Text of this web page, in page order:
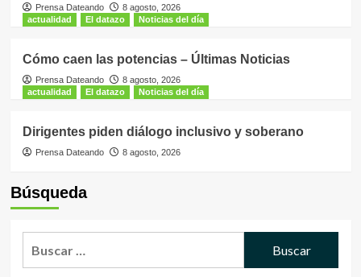
Prensa Dateando
8 agosto, 2026
actualidad
El datazo Noticias del día
Cómo caen las potencias – Últimas Noticias
Prensa Dateando
8 agosto, 2026
actualidad
El datazo Noticias del día
Dirigentes piden diálogo inclusivo y soberano
Prensa Dateando 8 agosto, 2026
Búsqueda